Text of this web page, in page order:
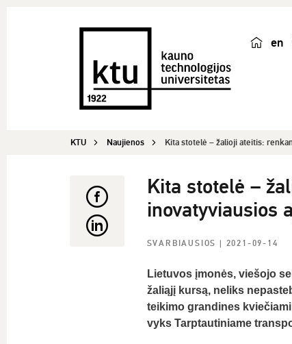
en
k
KTU Naujienos Kita stotelė – žalioji ateitis:
Kita stotelė –
inovatyviausios
SVARBIAUSIOS | 2021-09-14
Lietuvos įmonės, viešojo
žaliąjį kursą, neliks
teikimo grandines
vyks Tarptautiniame